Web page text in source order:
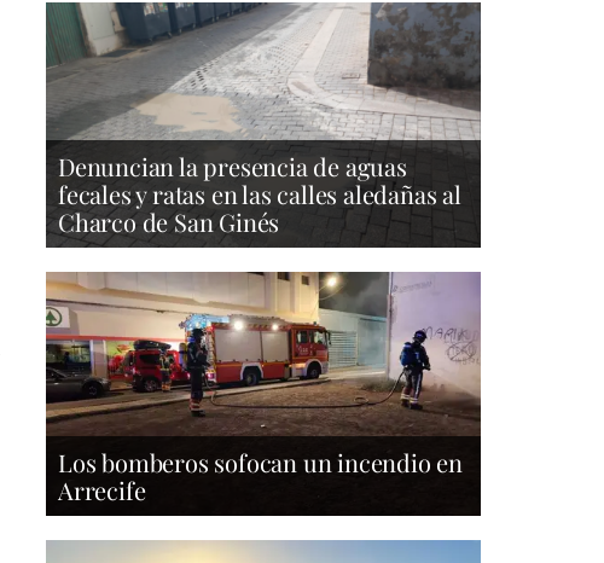
Denuncian la presencia de aguas
fecales y ratas en las calles aledañas al
Charco de San Ginés
Los bomberos sofocan un incendio en
Arrecife